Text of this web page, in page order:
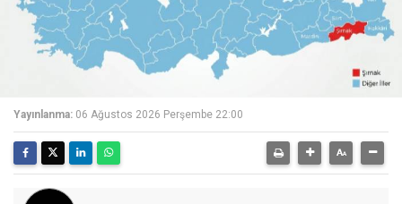
Yayınlanma: 06 Ağustos 2026 Perşembe 22:00